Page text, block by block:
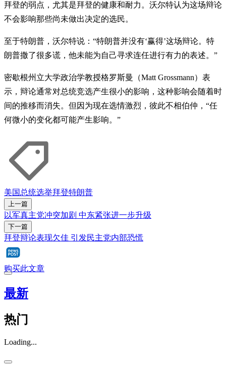
拜登的弱点，尤其是拜登的健康和耐力。沃尔特认为这场辩论
不会影响那些尚未做出决定的选民。
至于特朗普，沃尔特说：“特朗普并没有‘赢得’这场辩论。特
朗普撒了很多谎，他未能为自己寻求连任进行有力的表述。”
密歇根州立大学政治学教授格罗斯曼（Matt Grossmann）表
示，辩论通常对总统竞选产生很小的影响，这种影响会随着时
间的推移而消失。但因为现在选情激烈，彼此不相伯仲，“任
何微小的变化都可能产生影响。”
美国总统选举拜登特朗普
上一篇
以军真主党冲突加剧 中东紧张进一步升级
下一篇
拜登辩论表现欠佳 引发民主党内部恐慌
购买此文章
最新
热门
Loading...